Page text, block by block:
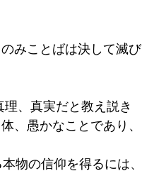
みことばは決して滅び
理、真実だと教え説き
、愚かなことであり、
物の信仰を得るには、